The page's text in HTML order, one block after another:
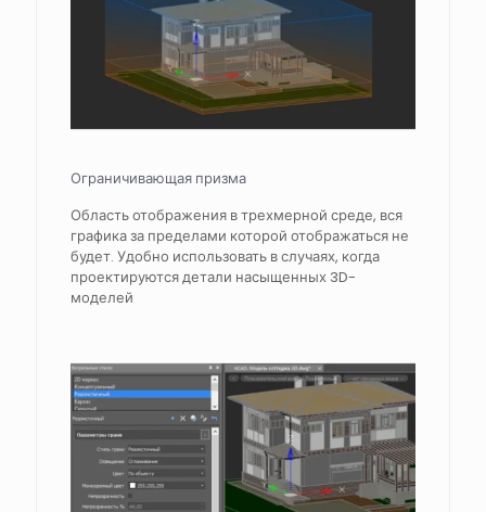
Ограничивающая призма
Область отображения в трехмерной среде, вся
графика за пределами которой отображаться не
будет. Удобно использовать в случаях, когда
проектируются детали насыщенных 3D-
моделей